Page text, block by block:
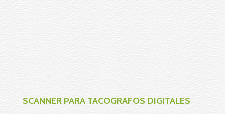
SCANNER PARA TACOGRAFOS DIGITALES